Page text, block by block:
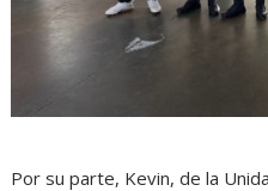
Por su parte, Kevin, de la